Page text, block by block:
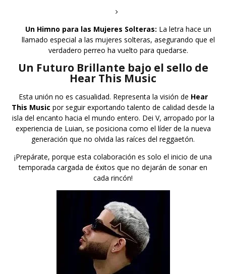
Un Himno para las Mujeres Solteras: La letra hace un
llamado especial a las mujeres solteras, asegurando que el
verdadero perreo ha vuelto para quedarse.
Un Futuro Brillante bajo el sello de
Hear This Music
Esta unión no es casualidad. Representa la visión de Hear
This Music por seguir exportando talento de calidad desde la
isla del encanto hacia el mundo entero. Dei V, arropado por la
experiencia de Luian, se posiciona como el líder de la nueva
generación que no olvida las raíces del reggaetón.
¡Prepárate, porque esta colaboración es solo el inicio de una
temporada cargada de éxitos que no dejarán de sonar en
cada rincón!